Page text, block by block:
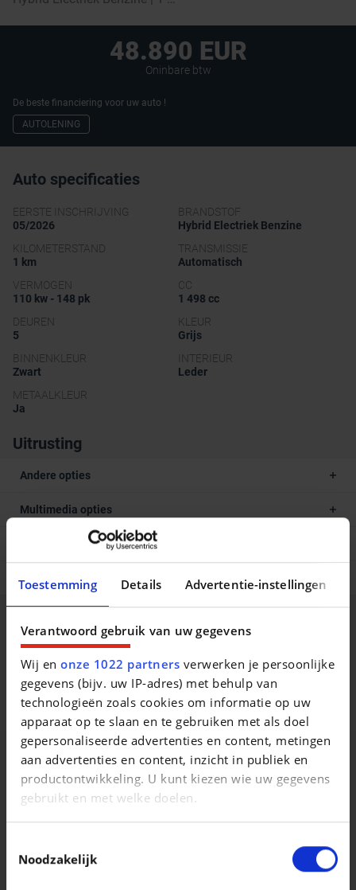
Toestemming Details Advertentie-instellingen
Verantwoord gebruik van uw gegevens
Wij enonze 1022 partners verwerken je persoonlijke
gegevens (bijv. uw IP-adres) met behulp van
technologieën zoals cookies om informatie op uw
apparaat op te slaan en te gebruiken met als doel
gepersonaliseerde advertenties en content, metingen
aan advertenties en content, inzicht in publiek en
productontwikkeling. U kunt kiezen wie uw gegevens
gebruikt en met welke doelen.
Informatie verzamelen over uw geografische
locatie, die tot een paar meter nauwkeurig kan zijn
Noodzakelijk
48.890 EUR
Oninbare btw
De beste financiering voor uw auto !
AUTOLENING
Auto specificaties
EERSTE INSCHRIJVING
05/2026
BRANDSTOF
Hybrid Electriek Benzine
KILOMETERSTAND
1 km
TRANSMISSIE
Automatisch
VERMOGEN
110 kw - 148 pk
CC
1 498 cc
DEUREN
5
KLEUR
Grijs
BINNENKLEUR
Zwart
INTERIEUR
Leder
METAALKLEUR
Ja
Uitrusting
Andere opties
Multimedia opties
Veiligheidsopties
Comfort en uitrusting
Beschrijving van het voertuig occasie
None
None
Vergelijkbare voertuigen